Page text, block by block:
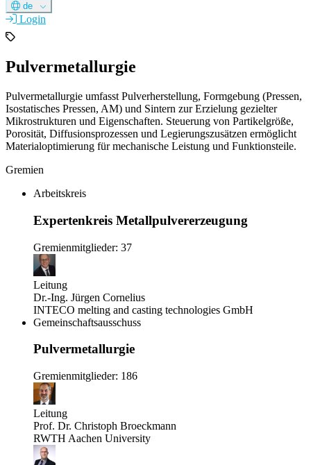
de
Login
Pulvermetallurgie
Pulvermetallurgie umfasst Pulverherstellung, Formgebung (Pressen,
Isostatisches Pressen, AM) und Sintern zur Erzielung gezielter
Mikrostrukturen und Eigenschaften. Steuerung von Partikelgröße,
Porosität, Diffusionsprozessen und Legierungszusätzen ermöglicht
Materialoptimierung für mechanische Leistung und Funktionsteile.
Gremien
Arbeitskreis
Expertenkreis Metallpulvererzeugung
Gremienmitglieder: 37
Leitung
Dr.-Ing. Jürgen Cornelius
INTECO melting and casting technologies GmbH
Gemeinschaftsausschuss
Pulvermetallurgie
Gremienmitglieder: 186
Leitung
Prof. Dr. Christoph Broeckmann
RWTH Aachen University